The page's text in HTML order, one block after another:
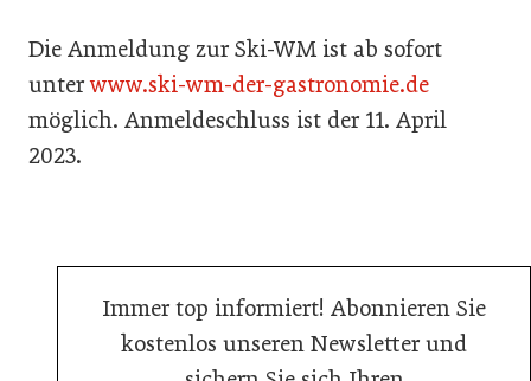
Die Anmeldung zur Ski-WM ist ab sofort
unterwww.ski-wm-der-gastronomie.de
möglich. Anmeldeschluss ist der 11. April
2023.
Immer top informiert! Abonnieren Sie
kostenlos unseren Newsletter und